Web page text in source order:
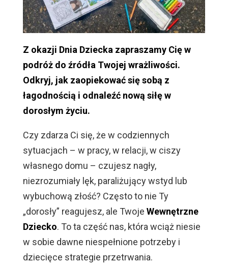
Z okazji Dnia Dziecka zapraszamy Cię w
podróż do źródła Twojej wrażliwości.
Odkryj, jak zaopiekować się sobą z
łagodnością i odnaleźć nową siłę w
dorosłym życiu.
Czy zdarza Ci się, że w codziennych
sytuacjach – w pracy, w relacji, w ciszy
własnego domu – czujesz nagły,
niezrozumiały lęk, paraliżujący wstyd lub
wybuchową złość? Często to nie Ty
„dorosły” reagujesz, ale Twoje Wewnętrzne
Dziecko. To ta część nas, która wciąż niesie
w sobie dawne niespełnione potrzeby i
dziecięce strategie przetrwania.